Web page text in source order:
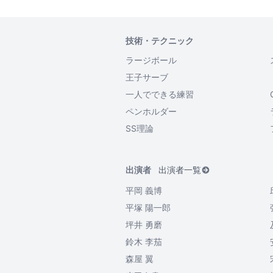
技術・テクニック
ラージボール
王子サーブ
一人でできる練習
ペンホルダー
SS理論
出演者
出演者一覧
平岡 義博
平塚 陽一郎
坪井 勇磨
鈴木 李茄
森屋 翼